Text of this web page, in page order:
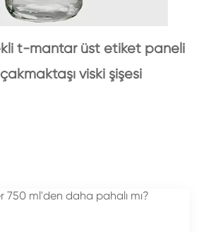
t-mantar üst etiket paneli
viski şişesi